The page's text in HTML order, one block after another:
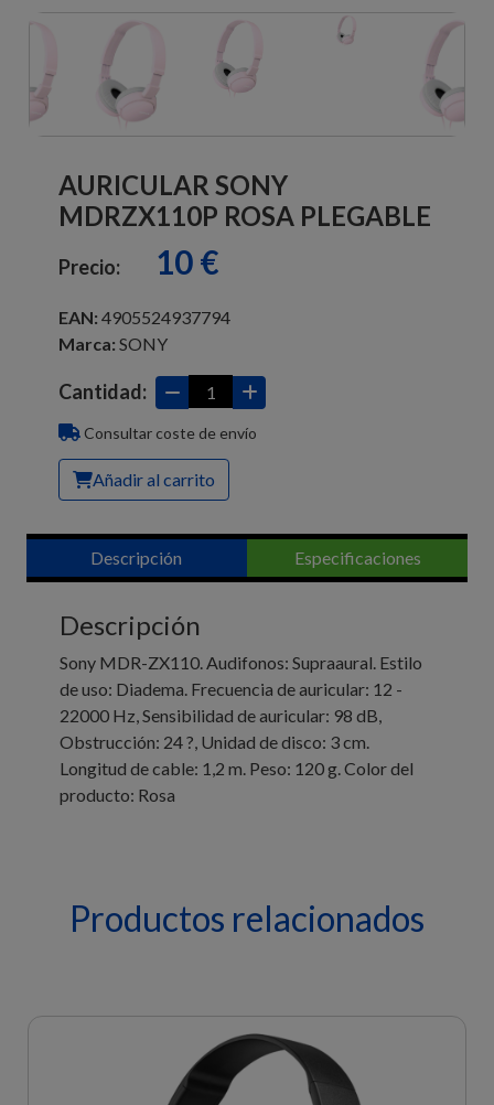
AURICULAR SONY
MDRZX110P ROSA PLEGABLE
Precio: 10 €
EAN: 4905524937794
Marca: SONY
Cantidad:
Consultar coste de envío
Añadir al carrito
Descripción Especificaciones
Descripción
Sony MDR-ZX110. Audifonos: Supraaural. Estilo
de uso: Diadema. Frecuencia de auricular: 12 -
22000 Hz, Sensibilidad de auricular: 98 dB,
Obstrucción: 24 ?, Unidad de disco: 3 cm.
Longitud de cable: 1,2 m. Peso: 120 g. Color del
producto: Rosa
Productos relacionados